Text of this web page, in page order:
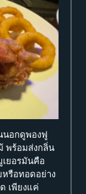
นอกดูพองฟู
พร้อมส่งกลิ่น
เยอรมันคือ
รือทอดอย่าง
เพียงแค่